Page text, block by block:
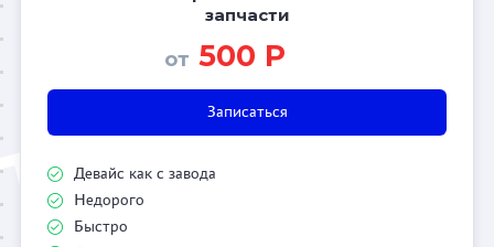
запчасти
от 500 Р
Записаться
Девайс как с завода
Недорого
Быстро